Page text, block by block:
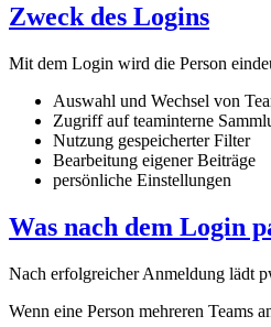
Zweck des Logins
Mit dem Login wird die Person
Auswahl und Wechsel von
Zugriff auf teaminterne
Nutzung gespeicherter Filter
Bearbeitung eigener Beiträge
persönliche Einstellungen
Was nach dem Login
Nach erfolgreicher Anmeldung lädt
Wenn eine Person mehreren Teams